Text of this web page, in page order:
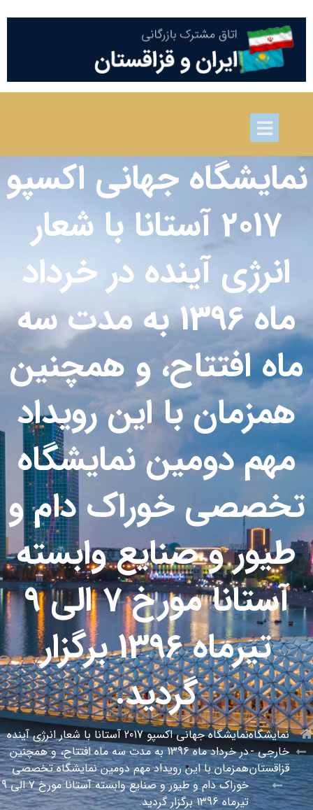
نمایشگاه جهانی اکسپو
2017 آستانا با شعار
انرژی آینده در خرداد
ماه 1396 به مدت سه
ماه افتتاح، و همچنین
همزمان با این رویداد
مهم دومین نمایشگاه
تخصصی خوراک دام و
طیور و صنایع وابسته
آستانا مورخ 7 الی 9
تیرماه 1396 برگزار
گردید.
نمایشگاه
خارجی -
قزاقستان
نمایشگاه جهانی اکسپو 2017 آستانا با شعار انرژی آینده
در خرداد ماه 1396 به مدت سه ماه افتتاح، و همچنین
همزمان با این رویداد مهم دومین نمایشگاه تخصصی
خوراک دام و طیور و صنایع وابسته آستانا مورخ 7 الی 9
تیرماه 1396 برگزار گردید.